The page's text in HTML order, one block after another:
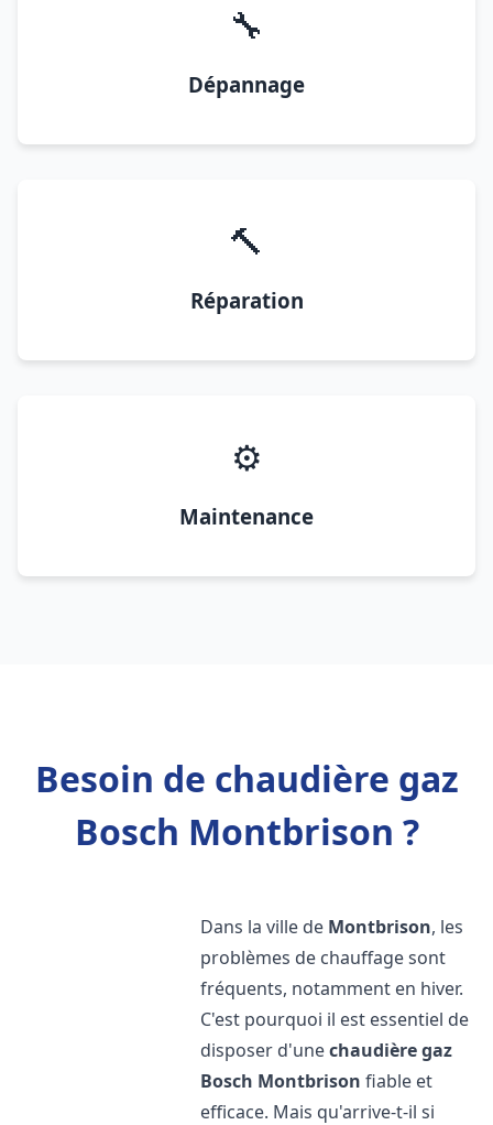
🔧
Dépannage
🔨
Réparation
⚙️
Maintenance
Besoin de chaudière gaz
Bosch Montbrison ?
Dans la ville de Montbrison, les
problèmes de chauffage sont
fréquents, notamment en hiver.
C'est pourquoi il est essentiel de
disposer d'unechaudière gaz
Bosch Montbrison fiable et
efficace. Mais qu'arrive-t-il si